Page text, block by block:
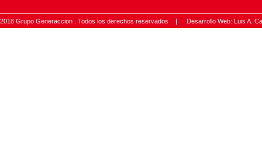
2018 Grupo Generaccion . Todos los derechos reservados | Desarrollo Web: Luis